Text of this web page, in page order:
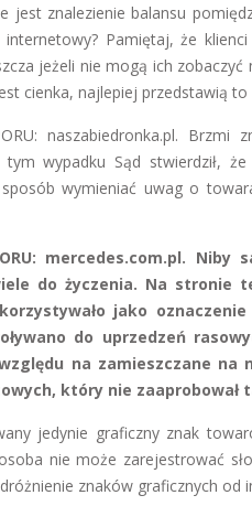
jest znalezienie balansu
internetowy? Pamiętaj, że
jeżeli nie mogą ich
cienka, najlepiej przedstawią to
naszabiedronka.pl.
wypadku Sąd stwierdził,
wymieniać uwag o
mercedes.com.pl.
do życzenia. Na stronie
jako
do uprzedzeń
na zamieszczane na
który nie zaaprobował
jedynie graficzny znak
nie może zarejestrować
znaków graficznych od